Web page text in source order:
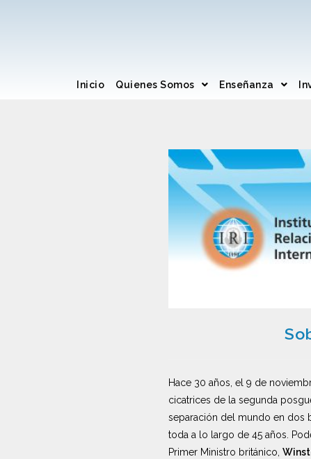
Inicio Quienes Somos Enseñanza
Hace 30 años, el 9 de
cicatrices de la segunda
separación del mundo en dos
toda a lo largo de 45 años.
Primer Ministro británico,